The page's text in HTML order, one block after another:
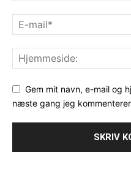
Gem mit navn, e-mail og
næste gang jeg kommenterer